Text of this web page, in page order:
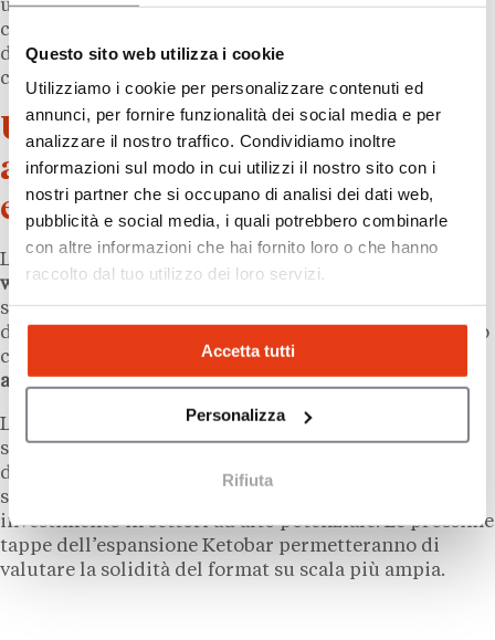
Questo sito web utilizza i cookie
Utilizziamo i cookie per personalizzare contenuti ed
annunci, per fornire funzionalità dei social media e per
analizzare il nostro traffico. Condividiamo inoltre
informazioni sul modo in cui utilizzi il nostro sito con i
nostri partner che si occupano di analisi dei dati web,
pubblicità e social media, i quali potrebbero combinarle
con altre informazioni che hai fornito loro o che hanno
raccolto dal tuo utilizzo dei loro servizi.
Accetta tutti
Personalizza
Rifiuta
ufficiale permette ai rivenditori di accedere al
catalogo a prezzi riservati, anticipando una struttura
di rete pronta a evolvere verso la piena affiliazione
commerciale.
Un settore del benessere
alimentare in piena
espansione
L’avanzata di Ketobar si inserisce in un
wellness alimentare che registra una domanda
sostenuta su tutto il territorio nazionale. Il segmento
dei prodotti senza zuccheri e a basso indice glicemico
cresce in modo costante, trainato da una
attenzione dei consumatori alla qualità nutrizionale
La capacità di un brand indipendente di aprire più
sedi in pochi mesi, passando da una città di medie
dimensioni a due indirizzi milanesi, rappresenta un
segnale interessante per chi cerca formule di
investimento in settori ad alto potenziale. Le prossime
tappe dell’espansione Ketobar permetteranno di
valutare la solidità del format su scala più ampia.